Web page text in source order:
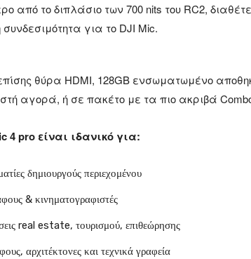
από το διπλάσιο των 700 nits του RC2,
για το DJI Mic.
θύρα HDMI, 128GB ενσωματωμένο
αγορά, ή σε πακέτο με τα πιο ακριβά
4 pro είναι ιδανικό για:
δημιουργούς περιεχομένου
& κινηματογραφιστές
real estate, τουρισμού, επιθεώρησης
αρχιτέκτονες και τεχνικά γραφεία